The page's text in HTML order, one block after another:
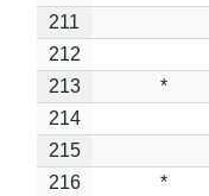
211
212
213
*
214
215
216
*